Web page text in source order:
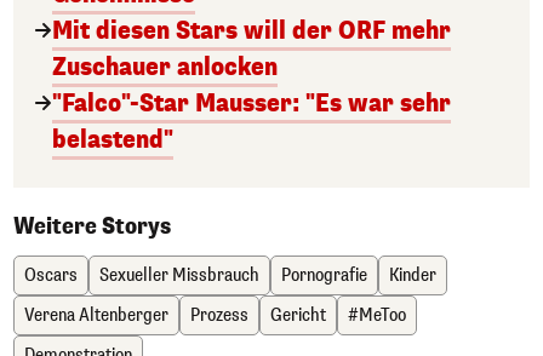
Mit diesen Stars will der ORF mehr
Zuschauer anlocken
"Falco"-Star Mausser: "Es war sehr
belastend"
Weitere Storys
Oscars Sexueller Missbrauch Pornografie
Kinder
Verena Altenberger
Prozess Gericht
#MeToo